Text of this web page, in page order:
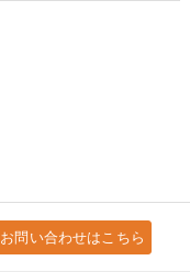
お問い合わせはこちら